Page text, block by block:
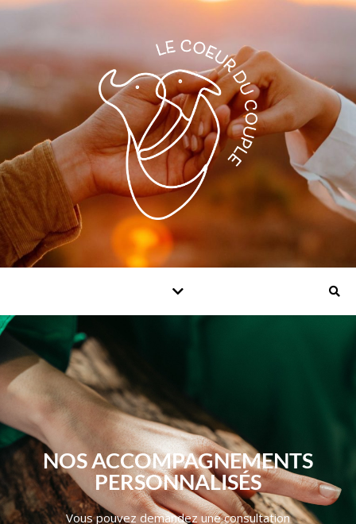
NOS ACCOMPAGNEMENTS
PERSONNALISÉS
Vous pouvez demandez une consultation